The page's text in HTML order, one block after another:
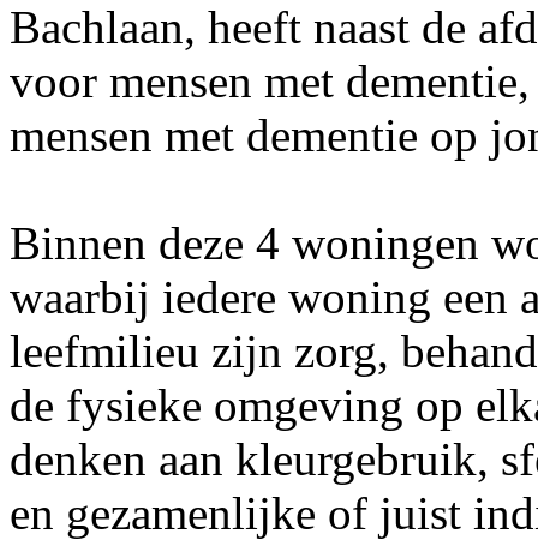
Bachlaan, heeft naast de
voor mensen met
mensen met dementie op
Binnen deze 4 woningen
waarbij iedere woning een
leefmilieu zijn zorg,
de fysieke omgeving op
denken aan kleurgebruik,
en gezamenlijke of juist